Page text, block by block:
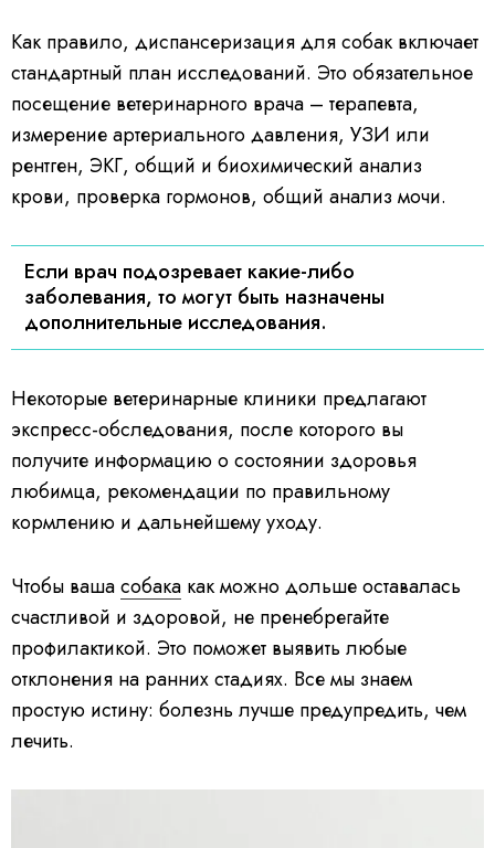
Как правило, диспансеризация для собак включает
стандартный план исследований. Это обязательное
посещение ветеринарного врача – терапевта,
измерение артериального давления, УЗИ или
рентген, ЭКГ, общий и биохимический анализ
крови, проверка гормонов, общий анализ мочи.
Если врач подозревает какие-либо
заболевания, то могут быть назначены
дополнительные исследования.
Некоторые ветеринарные клиники предлагают
экспресс-обследования, после которого вы
получите информацию о состоянии здоровья
любимца, рекомендации по правильному
кормлению и дальнейшему уходу.
Чтобы вашасобака как можно дольше оставалась
счастливой и здоровой, не пренебрегайте
профилактикой. Это поможет выявить любые
отклонения на ранних стадиях. Все мы знаем
простую истину: болезнь лучше предупредить, чем
лечить.